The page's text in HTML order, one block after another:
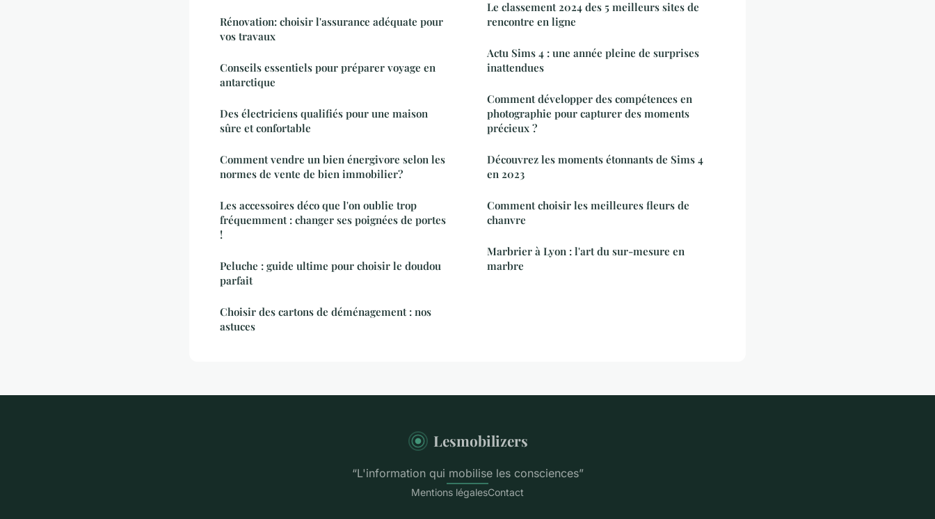
Rénovation: choisir l'assurance adéquate pour
vos travaux
Conseils essentiels pour préparer voyage en
antarctique
Des électriciens qualifiés pour une maison
sûre et confortable
Comment vendre un bien énergivore selon les
normes de vente de bien immobilier?
Les accessoires déco que l'on oublie trop
fréquemment : changer ses poignées de portes
!
Peluche : guide ultime pour choisir le doudou
parfait
Choisir des cartons de déménagement : nos
astuces
Le classement 2024 des 5 meilleurs sites de
rencontre en ligne
Actu Sims 4 : une année pleine de surprises
inattendues
Comment développer des compétences en
photographie pour capturer des moments
précieux ?
Découvrez les moments étonnants de Sims 4
en 2023
Comment choisir les meilleures fleurs de
chanvre
Marbrier à Lyon : l'art du sur-mesure en
marbre
Lesmobilizers
“L'information qui mobilise les consciences”
Mentions légalesContact